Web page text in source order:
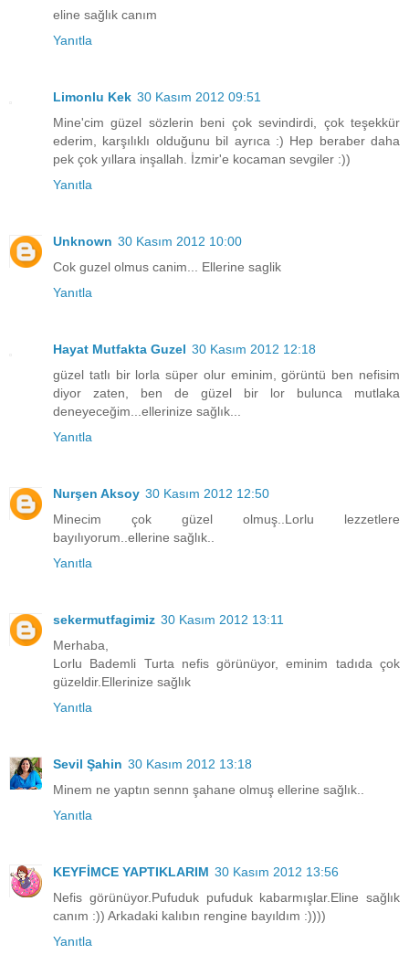
eline sağlık canım
Yanıtla
Limonlu Kek 30 Kasım 2012 09:51
Mine'cim güzel sözlerin beni çok sevindirdi, çok teşekkür
ederim, karşılıklı olduğunu bil ayrıca :) Hep beraber daha
pek çok yıllara inşallah. İzmir'e kocaman sevgiler :))
Yanıtla
Unknown 30 Kasım 2012 10:00
Cok guzel olmus canim... Ellerine saglik
Yanıtla
Hayat Mutfakta Guzel 30 Kasım 2012 12:18
güzel tatlı bir lorla süper olur eminim, görüntü ben nefisim
diyor zaten, ben de güzel bir lor bulunca mutlaka
deneyeceğim...ellerinize sağlık...
Yanıtla
Nurşen Aksoy 30 Kasım 2012 12:50
Minecim çok güzel olmuş..Lorlu lezzetlere
bayılıyorum..ellerine sağlık..
Yanıtla
sekermutfagimiz 30 Kasım 2012 13:11
Merhaba,
Lorlu Bademli Turta nefis görünüyor, eminim tadıda çok
güzeldir.Ellerinize sağlık
Yanıtla
Sevil Şahin 30 Kasım 2012 13:18
Minem ne yaptın sennn şahane olmuş ellerine sağlık..
Yanıtla
KEYFİMCE YAPTIKLARIM 30 Kasım 2012 13:56
Nefis görünüyor.Pufuduk pufuduk kabarmışlar.Eline sağlık
canım :)) Arkadaki kalıbın rengine bayıldım :))))
Yanıtla